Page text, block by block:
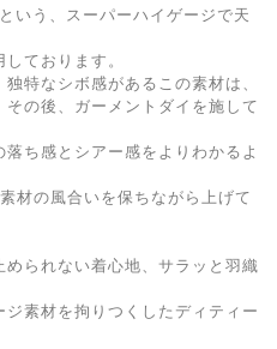
いう、スーパーハイゲージで天
ております。
特なシボ感があるこの素材は、
の後、ガーメントダイを施して
ち感とシアー感をよりわかるよ
材の風合いを保ちながら上げて
られない着心地、サラッと羽織
素材を拘りつくしたディティー